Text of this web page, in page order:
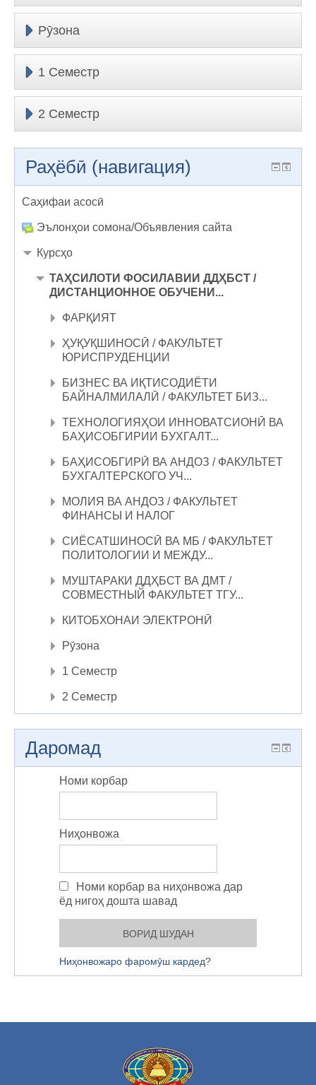
Рӯзона
1 Семестр
2 Семестр
Раҳёбӣ (навигация)
Саҳифаи асосӣ
Эълонҳои сомона/Объявления сайта
Курсҳо
ТАҲСИЛОТИ ФОСИЛАВИИ ДДҲБСТ /
ДИСТАНЦИОННОЕ ОБУЧЕНИ...
ФАРҚИЯТ
ҲУҚУҚШИНОСӢ / ФАКУЛЬТЕТ
ЮРИСПРУДЕНЦИИ
БИЗНЕС ВА ИҚТИСОДИЁТИ
БАЙНАЛМИЛАЛӢ / ФАКУЛЬТЕТ БИЗ...
ТЕХНОЛОГИЯҲОИ ИННОВАТСИОНӢ ВА
БАҲИСОБГИРИИ БУХГАЛТ...
БАҲИСОБГИРӢ ВА АНДОЗ / ФАКУЛЬТЕТ
БУХГАЛТЕРСКОГО УЧ...
МОЛИЯ ВА АНДОЗ / ФАКУЛЬТЕТ
ФИНАНСЫ И НАЛОГ
СИЁСАТШИНОСӢ ВА МБ / ФАКУЛЬТЕТ
ПОЛИТОЛОГИИ И МЕЖДУ...
МУШТАРАКИ ДДҲБСТ ВА ДМТ /
СОВМЕСТНЫЙ ФАКУЛЬТЕТ ТГУ...
КИТОБХОНАИ ЭЛЕКТРОНӢ
Рӯзона
1 Семестр
2 Семестр
Даромад
Номи корбар
Ниҳонвожа
Номи корбар ва ниҳонвожа дар
ёд нигоҳ дошта шавад
Ниҳонвожаро фаромӯш кардед?